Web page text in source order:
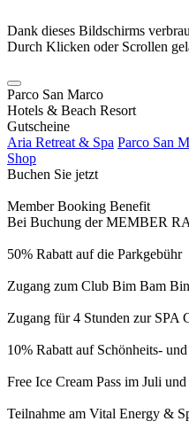
Dank dieses Bildschirms
Durch Klicken oder Scrollen
Parco San Marco
Hotels & Beach Resort
Gutscheine
Aria Retreat & Spa Parco San
Shop
Buchen Sie jetzt
Member Booking Benefit
Bei Buchung der MEMBER
50% Rabatt auf die Parkgebühr
Zugang zum Club Bim Bam
Zugang für 4 Stunden zur SPA
10% Rabatt auf Schönheits-
Free Ice Cream Pass im Juli
Teilnahme am Vital Energy &